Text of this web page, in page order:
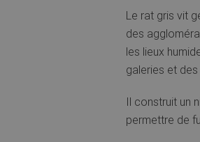
Le rat gris vit
des
les lieux
galeries et
Il construit un
permettre de